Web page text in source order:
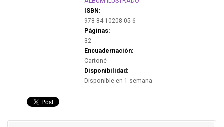
ISBN:
978-84-10208-05-6
Páginas:
32
Encuadernación:
Cartoné
Disponibilidad:
Disponible en 1 semana